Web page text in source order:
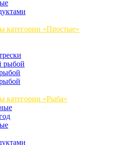
категории «Простые»
рыбой
категории «Рыба»